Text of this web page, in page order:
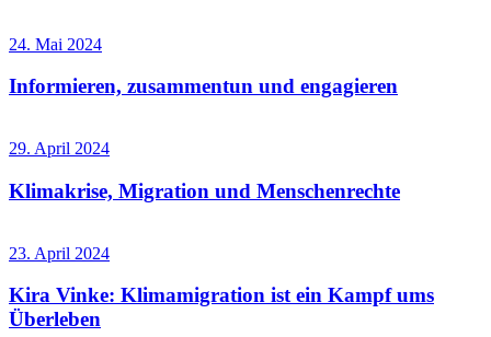
24. Mai 2024
Informieren, zusammentun und engagieren
29. April 2024
Klimakrise, Migration und Menschenrechte
23. April 2024
Kira Vinke: Klimamigration ist ein Kampf ums
Überleben